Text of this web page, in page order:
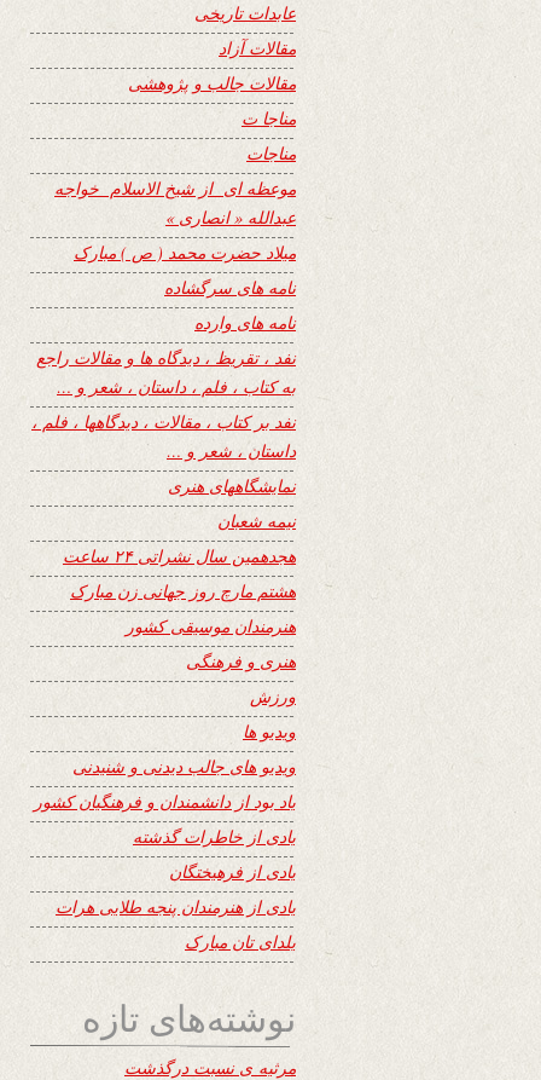
عابدات تاریخی
مقالات آزاد
مقالات جالب و پژوهشی
مناجا ت
مناجات
موعظه ای از شیخ الاسلام خواجه
عبدالله « انصاری »
میلاد حضرت محمد ( ص ) مبارک
نامه های سرگشاده
نامه های وارده
نفد ، تقریظ ، دیدگاه ها و مقالات راجع
به کتاب ، فلم ، داستان ، شعر و …
نفد بر کتاب ، مقالات ، دیدگاهها ، فلم ،
داستان ، شعر و …
نمایشگاههای هنری
نیمه شعبان
هجدهمین سال نشراتی ۲۴ ساعت
هشتم مارچ روز جهانی زن مبارک
هنرمندان موسیقی کشور
هنری و فرهنگی
ورزش
ویدیو ها
ویدیو های جالب دیدنی و شنیدنی
یاد بود از دانشمندان و فرهنگیان کشور
یادی از خاطرات گذشته
یادی از فرهیختگان
یادی از هنرمندان پنجه طلایی هرات
یلدای تان مبارک
نوشته‌های تازه
مرثیه ی نسبت درگذشت